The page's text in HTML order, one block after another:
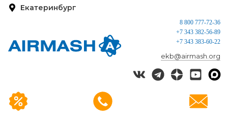
Екатеринбург
8 800 777-72-36
+7 343 382-56-89
+7 343 383-60-22
ekb@airmash.org